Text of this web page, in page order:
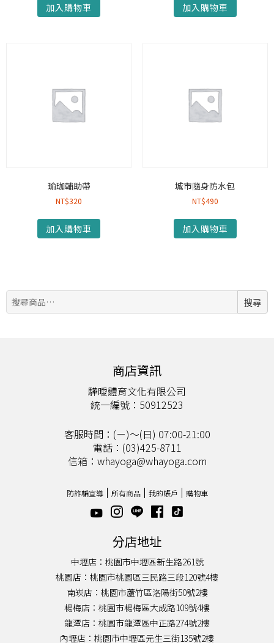
加入購物車 加入購物車
瑜珈輔助帶
NT$320
加入購物車
城市隨身防水包
NT$490
加入購物車
搜
尋:
搜尋
商店資訊
驊曖體育文化有限公司
統一編號：50912523
客服時間：(ㄧ)～(日) 07:00-21:00
電話：(03)425-8711
信箱：whayoga@whayoga.com
防詐騙宣導 所有商品 我的帳戶 購物車
分店地址
中壢店：桃園市中壢區新生路261號
桃園店：桃園市桃園區三民路三段120號4樓
南崁店：桃園市蘆竹區洛陽街50號2樓
楊梅店：桃園市楊梅區大成路109號4樓
龍潭店：桃園市龍潭區中正路274號2樓
內壢店：桃園市中壢區元生三街135號2樓